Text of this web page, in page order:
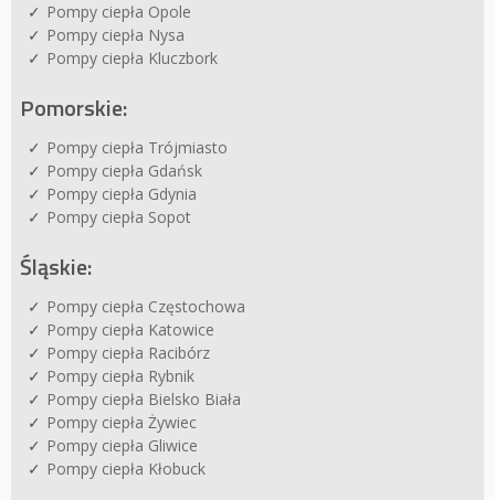
Pompy ciepła Opole
Pompy ciepła Nysa
Pompy ciepła Kluczbork
Pomorskie:
Pompy ciepła Trójmiasto
Pompy ciepła Gdańsk
Pompy ciepła Gdynia
Pompy ciepła Sopot
Śląskie:
Pompy ciepła Częstochowa
Pompy ciepła Katowice
Pompy ciepła Racibórz
Pompy ciepła Rybnik
Pompy ciepła Bielsko Biała
Pompy ciepła Żywiec
Pompy ciepła Gliwice
Pompy ciepła Kłobuck